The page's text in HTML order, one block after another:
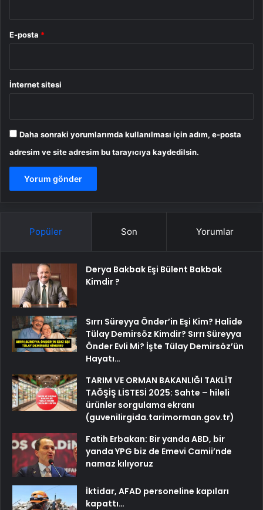
E-posta *
İnternet sitesi
Daha sonraki yorumlarımda kullanılması için adım, e-posta
adresim ve site adresim bu tarayıcıya kaydedilsin.
Popüler Son Yorumlar
Derya Bakbak Eşi Bülent Bakbak
Kimdir ?
Sırrı Süreyya Önder’in Eşi Kim? Halide
Tülay Demirsöz Kimdir? Sırrı Süreyya
Önder Evli Mi? İşte Tülay Demirsöz’ün
Hayatı…
TARIM VE ORMAN BAKANLIĞI TAKLİT
TAĞŞİŞ LİSTESİ 2025: Sahte – hileli
ürünler sorgulama ekranı
(guvenilirgida.tarimorman.gov.tr)
Fatih Erbakan: Bir yanda ABD, bir
yanda YPG biz de Emevi Camii’nde
namaz kılıyoruz
İktidar, AFAD personeline kapıları
kapattı…